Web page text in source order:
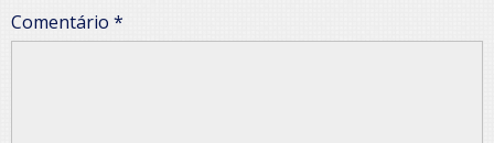
Comentário *